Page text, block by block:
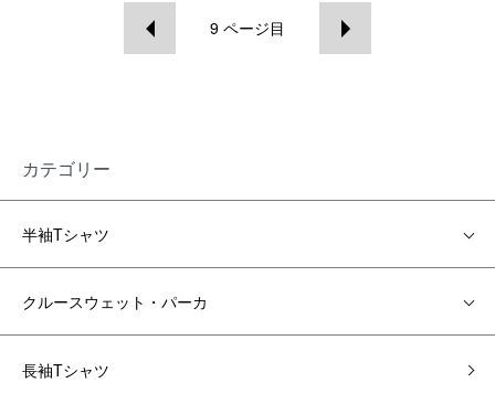
9 ページ目
カテゴリー
半袖Tシャツ
クルースウェット・パーカ
長袖Tシャツ